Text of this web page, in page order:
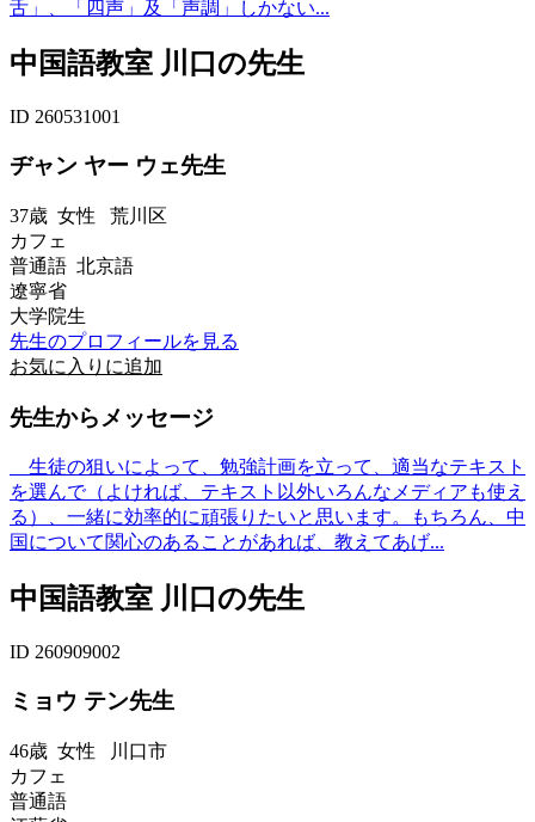
舌」、「四声」及「声調」しかない...
中国語教室 川口の先生
ID 260531001
ヂャン ヤー ウェ先生
37歳 女性 荒川区
カフェ
普通語 北京語
遼寧省
大学院生
先生のプロフィールを見る
お気に入りに追加
先生からメッセージ
生徒の狙いによって、勉強計画を立って、適当なテキスト
を選んで（よければ、テキスト以外いろんなメディアも使え
る）、一緒に効率的に頑張りたいと思います。もちろん、中
国について関心のあることがあれば、教えてあげ...
中国語教室 川口の先生
ID 260909002
ミョウ テン先生
46歳 女性 川口市
カフェ
普通語